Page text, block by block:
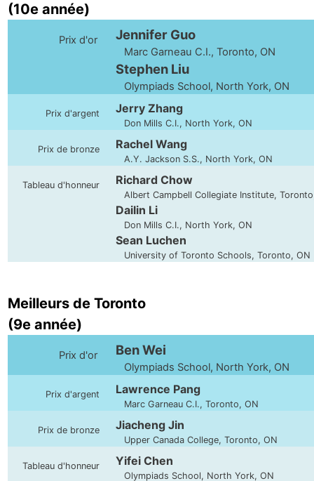
(10e année)
Prix d'or Jennifer Guo
Marc Garneau C.I., Toronto, ON
Stephen Liu
Olympiads School, North York, ON
Prix d'argent Jerry Zhang
Don Mills C.I., North York, ON
Prix de bronze Rachel Wang
A.Y. Jackson S.S., North York, ON
Tableau d'honneur Richard Chow
Albert Campbell Collegiate Institute,
Dailin Li
Don Mills C.I., North York, ON
Sean Luchen
University of Toronto Schools, Toronto, ON
Meilleurs de Toronto
(9e année)
Prix d'or Ben Wei
Olympiads School, North York, ON
Prix d'argent Lawrence Pang
Marc Garneau C.I., Toronto, ON
Prix de bronze Jiacheng Jin
Upper Canada College, Toronto, ON
Tableau d'honneur Yifei Chen
Olympiads School, North York, ON